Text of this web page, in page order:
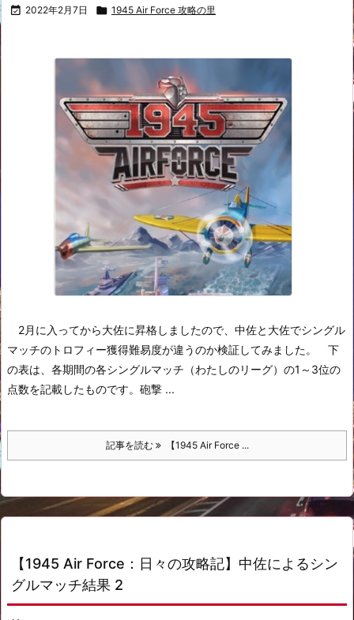
 2022年2月7日  1945 Air Force 攻略の里
2月に入ってから大佐に昇格しましたので、中佐と大佐でシングル
マッチのトロフィー獲得難易度が違うのか検証してみました。
下
の表は、各期間の各シングルマッチ（わたしのリーグ）の1～3位の
点数を記載したものです。 砲撃 ...
記事を読む 【1945 Air Force ...
【1945 Air Force：日々の攻略記】中佐によるシン
グルマッチ結果 2